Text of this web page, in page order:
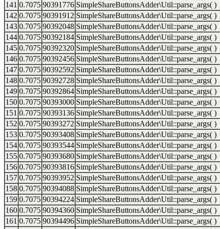
141 0.7075 90391776 SimpleShareButtonsAdder\Util::parse_args( )
142 0.7075 90391912 SimpleShareButtonsAdder\Util::parse_args( )
143 0.7075 90392048 SimpleShareButtonsAdder\Util::parse_args( )
144 0.7075 90392184 SimpleShareButtonsAdder\Util::parse_args( )
145 0.7075 90392320 SimpleShareButtonsAdder\Util::parse_args( )
146 0.7075 90392456 SimpleShareButtonsAdder\Util::parse_args( )
147 0.7075 90392592 SimpleShareButtonsAdder\Util::parse_args( )
148 0.7075 90392728 SimpleShareButtonsAdder\Util::parse_args( )
149 0.7075 90392864 SimpleShareButtonsAdder\Util::parse_args( )
150 0.7075 90393000 SimpleShareButtonsAdder\Util::parse_args( )
151 0.7075 90393136 SimpleShareButtonsAdder\Util::parse_args( )
152 0.7075 90393272 SimpleShareButtonsAdder\Util::parse_args( )
153 0.7075 90393408 SimpleShareButtonsAdder\Util::parse_args( )
154 0.7075 90393544 SimpleShareButtonsAdder\Util::parse_args( )
155 0.7075 90393680 SimpleShareButtonsAdder\Util::parse_args( )
156 0.7075 90393816 SimpleShareButtonsAdder\Util::parse_args( )
157 0.7075 90393952 SimpleShareButtonsAdder\Util::parse_args( )
158 0.7075 90394088 SimpleShareButtonsAdder\Util::parse_args( )
159 0.7075 90394224 SimpleShareButtonsAdder\Util::parse_args( )
160 0.7075 90394360 SimpleShareButtonsAdder\Util::parse_args( )
161 0.7075 90394496 SimpleShareButtonsAdder\Util::parse_args( )